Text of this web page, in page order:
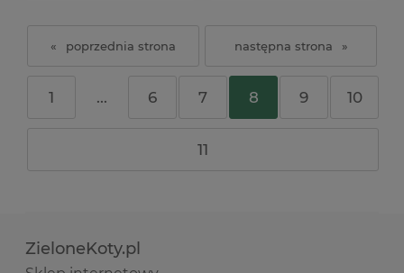
«
1 ... 6 7 8 9 10
11
»
ZieloneKoty.pl